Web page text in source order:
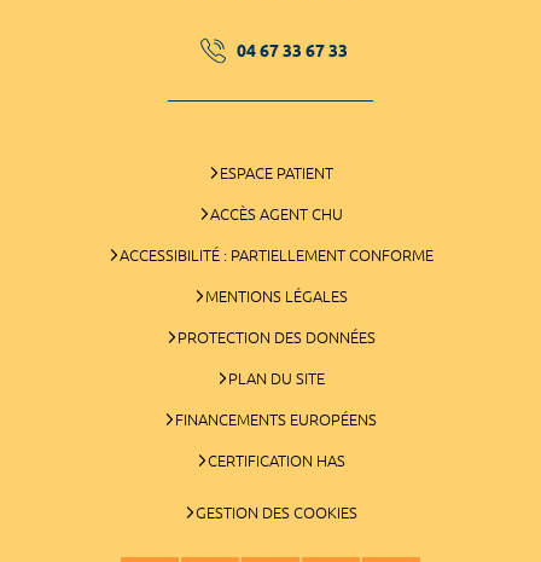
04 67 33 67 33
ESPACE PATIENT
ACCÈS AGENT CHU
ACCESSIBILITÉ : PARTIELLEMENT CONFORME
MENTIONS LÉGALES
PROTECTION DES DONNÉES
PLAN DU SITE
FINANCEMENTS EUROPÉENS
CERTIFICATION HAS
GESTION DES COOKIES